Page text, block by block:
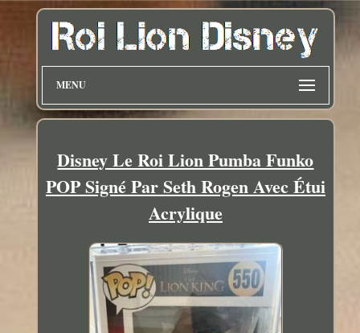
MENU
Disney Le Roi Lion Pumba Funko
POP Signé Par Seth Rogen Avec Étui
Acrylique